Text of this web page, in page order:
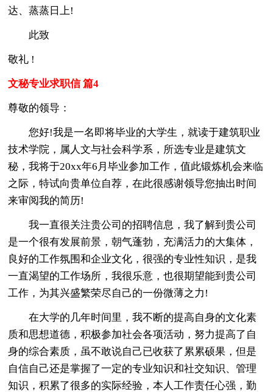
达、蒸蒸日上!
此致
敬礼 !
文秘专业求职信 篇4
尊敬的领导：
您好!我是一名即将毕业的大学生，就读于建筑职业
技术学院，属人文与社会科学系，所选专业是建筑文
秘，我将于20xx年6月毕业参加工作，值此锻炼机会来临
之际，特试向贵单位自荐，在此很感谢领导您抽出时间
来审阅我的简历!
我一直很关注贵公司的招聘信息，我了解到贵公司
是一个很有发展前景，朝气蓬勃，充满活力的大集体，
良好的工作氛围和企业文化，很强的专业性知识，是我
一直渴望的工作场所，我很乐意，也很期望能到贵公司
工作，为其兴盛繁荣尽自己的一份微薄之力!
在大学的几年时间里，我不断的提高自身的文化素
质和思想道德，积极参加社会各项活动，努力提高了自
身的综合素质，虽不敢说自己已收获了累累硕果，但是
自信自己还是掌握了一定的专业知识和社交知识、管理
知识，积累了很多的实际经验，本人工作责任心强，勤